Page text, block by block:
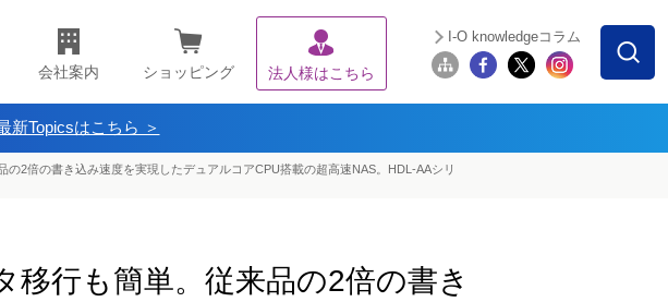
会社案内 ショッピング 法人様はこちら
I-O knowledgeコラム
新Topicsはこちら ＞
2倍の書き込み速度を実現したデュアルコアCPU搭載の超高速NAS。HDL-AAシリ
行も簡単。従来品の2倍の書き